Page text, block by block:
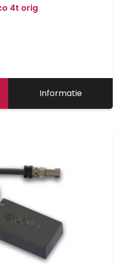
4t orig
Informatie